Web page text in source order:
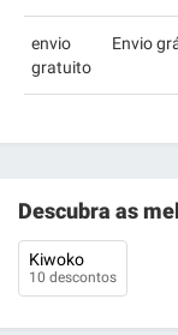
envio
gratuito
Envio
Descubra as
Kiwoko
10 descontos